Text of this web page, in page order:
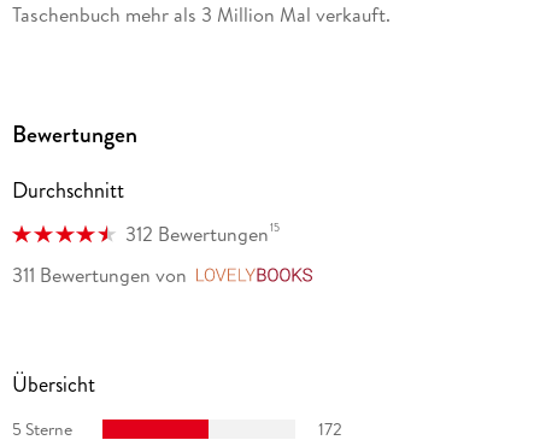
Taschenbuch mehr als 3 Million Mal verkauft.
Bewertungen
Durchschnitt
312 Bewertungen15
311 Bewertungen von
Übersicht
5 Sterne 172